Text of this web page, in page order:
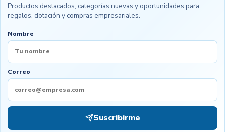
Productos destacados, categorías nuevas y oportunidades para
regalos, dotación y compras empresariales.
Nombre
Correo
Suscribirme